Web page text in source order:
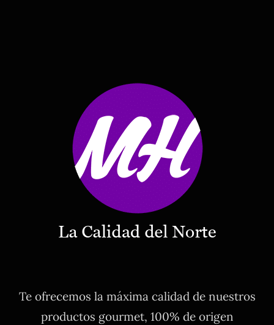
Te ofrecemos la máxima calidad de nuestros
productos gourmet, 100% de origen